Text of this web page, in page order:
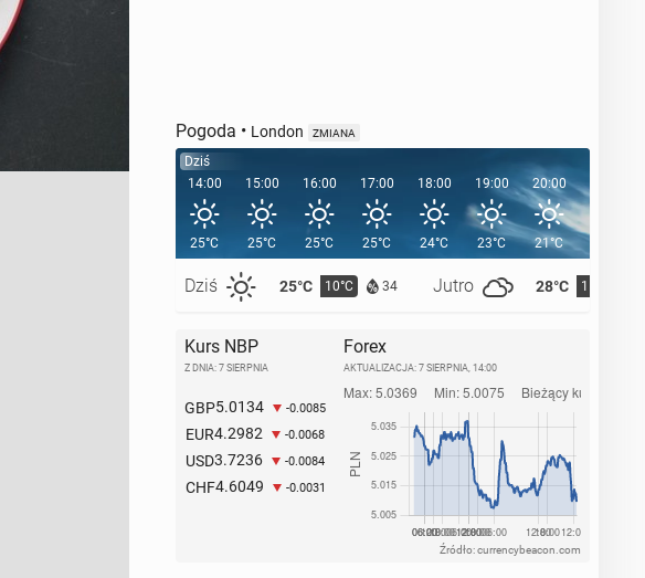
Pogoda • London ZMIANA
Dziś
14:00
25°C
Dziś 25°C 10°C 34 Jutro 28°C 11°C
15:00
25°C
16:00
25°C
17:00
25°C
18:00
24°C
19:00
23°C
20:00
21°C
Kurs NBP
Z DNIA: 7 SIERPNIA
GBP5.0134 -0.0085
EUR4.2982 -0.0068
USD3.7236 -0.0084
CHF4.6049 -0.0031
Forex
AKTUALIZACJA: 7 SIERPNIA, 14:00
Źródło: currencybeacon.com